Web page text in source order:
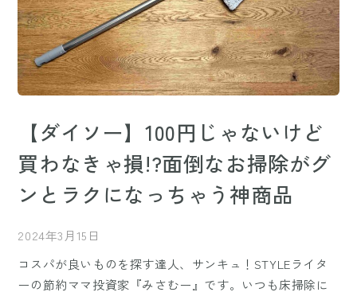
【ダイソー】100円じゃないけど
買わなきゃ損!?面倒なお掃除がグ
ンとラクになっちゃう神商品
2024年3月15日
コスパが良いものを探す達人、サンキュ！STYLEライタ
ーの節約ママ投資家『みさむー』です。いつも床掃除に